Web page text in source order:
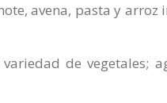
avena, pasta y
de vegetales;